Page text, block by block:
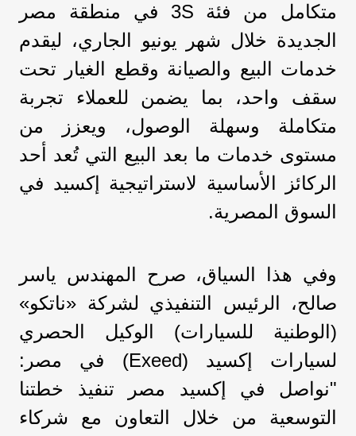
متكامل من فئة 3S في منطقة مصر
الجديدة خلال شهر يونيو الجاري، ليقدم
خدمات البيع والصيانة وقطع الغيار تحت
سقف واحد، بما يضمن للعملاء تجربة
متكاملة وسهلة الوصول، ويعزز من
مستوى خدمات ما بعد البيع التي تُعد أحد
الركائز الأساسية لاستراتيجية إكسيد في
السوق المصرية.
وفي هذا السياق، صرح المهندس ياسر
صالح، الرئيس التنفيذي لشركة «ناتكو»
(الوطنية للسيارات) الوكيل الحصري
لسيارات إكسيد (Exeed) في مصر:
"نواصل في إكسيد مصر تنفيذ خطتنا
التوسعية من خلال التعاون مع شركاء